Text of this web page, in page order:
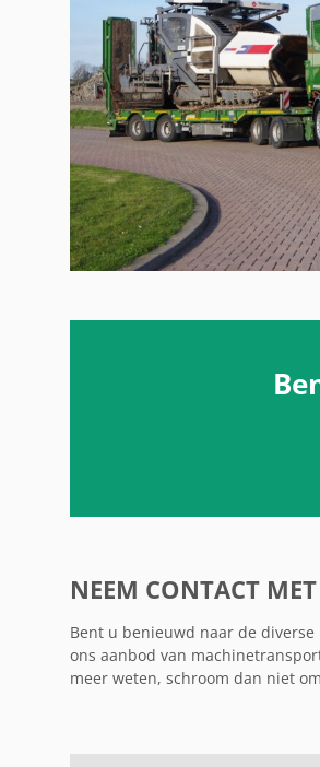
NEEM CONTACT
Bent u benieuwd naar de
ons aanbod van
meer weten, schroom dan niet